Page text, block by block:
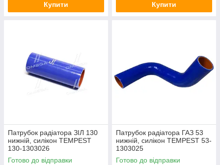
Купити Купити
Патрубок радіатора ЗІЛ 130
нижній, силікон TEMPEST
130-1303026
Готово до відправки
Патрубок радіатора ГАЗ 53
нижній, силікон TEMPEST 53-
1303025
Готово до відправки